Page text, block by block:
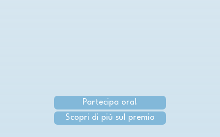
Partecipa ora!
Scopri di più sul premio